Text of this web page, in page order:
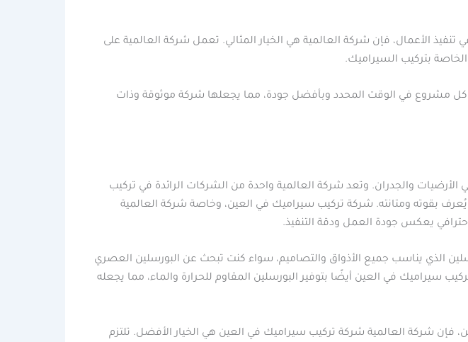
الأعمال، فإن شركة العالمية هي الخيار المثالي. تعمل شركة العالمية على
بتركيب السيراميك.
كل مشروع في الوقت المحدد وبأفضل جودة، مما يجعلها شركة موثوقة وذات
والجدران. وتعد شركة العالمية واحدة من الشركات الرائدة في تركيب
بقوته ومتانته. شركة تركيب سيراميك في العين، وخاصة شركة العالمية
يعكس جودة العمل ودقة التنفيذ.
الذي يناسب جميع الأذواق والتصاميم، سواء كنت تبحث عن البورسلين العصري
سيراميك في العين أيضًا بتوفير البورسلين المقاوم للحرارة والماء، مما يجعله
فإن شركة العالمية شركة تركيب سيراميك في العين هي الخيار الأفضل. تلتزم